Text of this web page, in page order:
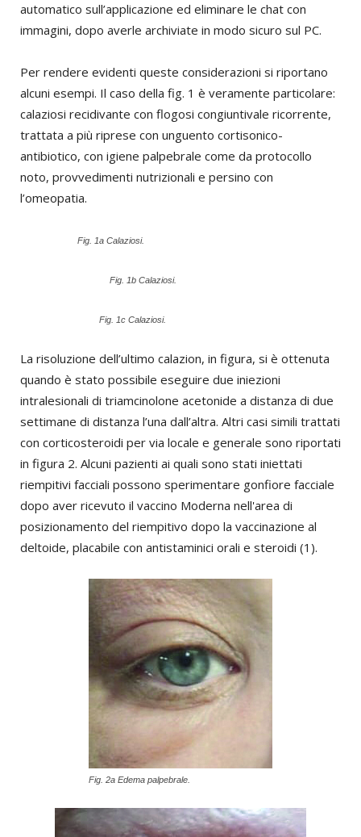
automatico sull’applicazione ed eliminare le chat con
immagini, dopo averle archiviate in modo sicuro sul PC.
Per rendere evidenti queste considerazioni si riportano
alcuni esempi. Il caso della fig. 1 è veramente particolare:
calaziosi recidivante con flogosi congiuntivale ricorrente,
trattata a più riprese con unguento cortisonico-
antibiotico, con igiene palpebrale come da protocollo
noto, provvedimenti nutrizionali e persino con
l’omeopatia.
Fig. 1a Calaziosi.
Fig. 1b Calaziosi.
Fig. 1c Calaziosi.
La risoluzione dell’ultimo calazion, in figura, si è ottenuta
quando è stato possibile eseguire due iniezioni
intralesionali di triamcinolone acetonide a distanza di due
settimane di distanza l’una dall’altra. Altri casi simili trattati
con corticosteroidi per via locale e generale sono riportati
in figura 2. Alcuni pazienti ai quali sono stati iniettati
riempitivi facciali possono sperimentare gonfiore facciale
dopo aver ricevuto il vaccino Moderna nell'area di
posizionamento del riempitivo dopo la vaccinazione al
deltoide, placabile con antistaminici orali e steroidi (1).
Fig. 2a Edema palpebrale.